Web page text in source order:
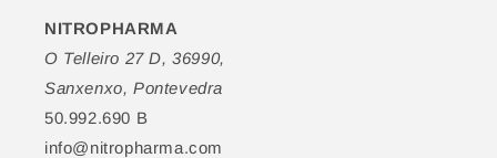
NITROPHARMA
O Telleiro 27 D, 36990,
Sanxenxo, Pontevedra
50.992.690 B
info@nitropharma.com